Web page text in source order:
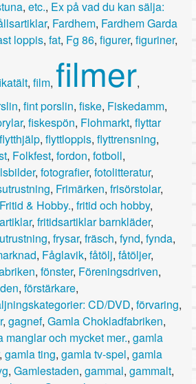
, etc., Ex på vad du kan sälja:
, Fardhem, Fardhem Garda
loppis, fat, Fg 86, figurer, figuriner,
, film, filmer,
, fint porslin, fiske, Fiskedamm,
, fiskespön, Flohmarkt, flyttar
flytthjälp, flyttloppis, flyttrensning,
, Folkfest, fordon, fotboll,
, fotografier, fotolitteratur,
, Frimärken, frisörstolar,
Fritid & Hobby., fritid och hobby,
, fritidsartiklar barnkläder,
, frysar, fräsch, fynd, fynda,
, Fåglavik, fåtölj, fåtöljer,
, fönster, Föreningsdriven,
, förstärkare,
CD/DVD, förvaring,
, gagnef, Gamla Chokladfabriken,
manglar och mycket mer., gamla
gamla ting, gamla tv-spel, gamla
, Gamlestaden, gammal, gammalt,